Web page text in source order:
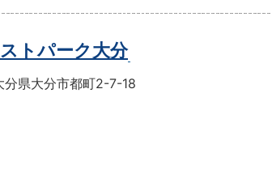
トパーク大分
分県大分市都町2-7-18